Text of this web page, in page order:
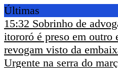
Últimas
15:32 Sobrinho de
itororó é preso em outro
revogam visto da
Urgente na serra do